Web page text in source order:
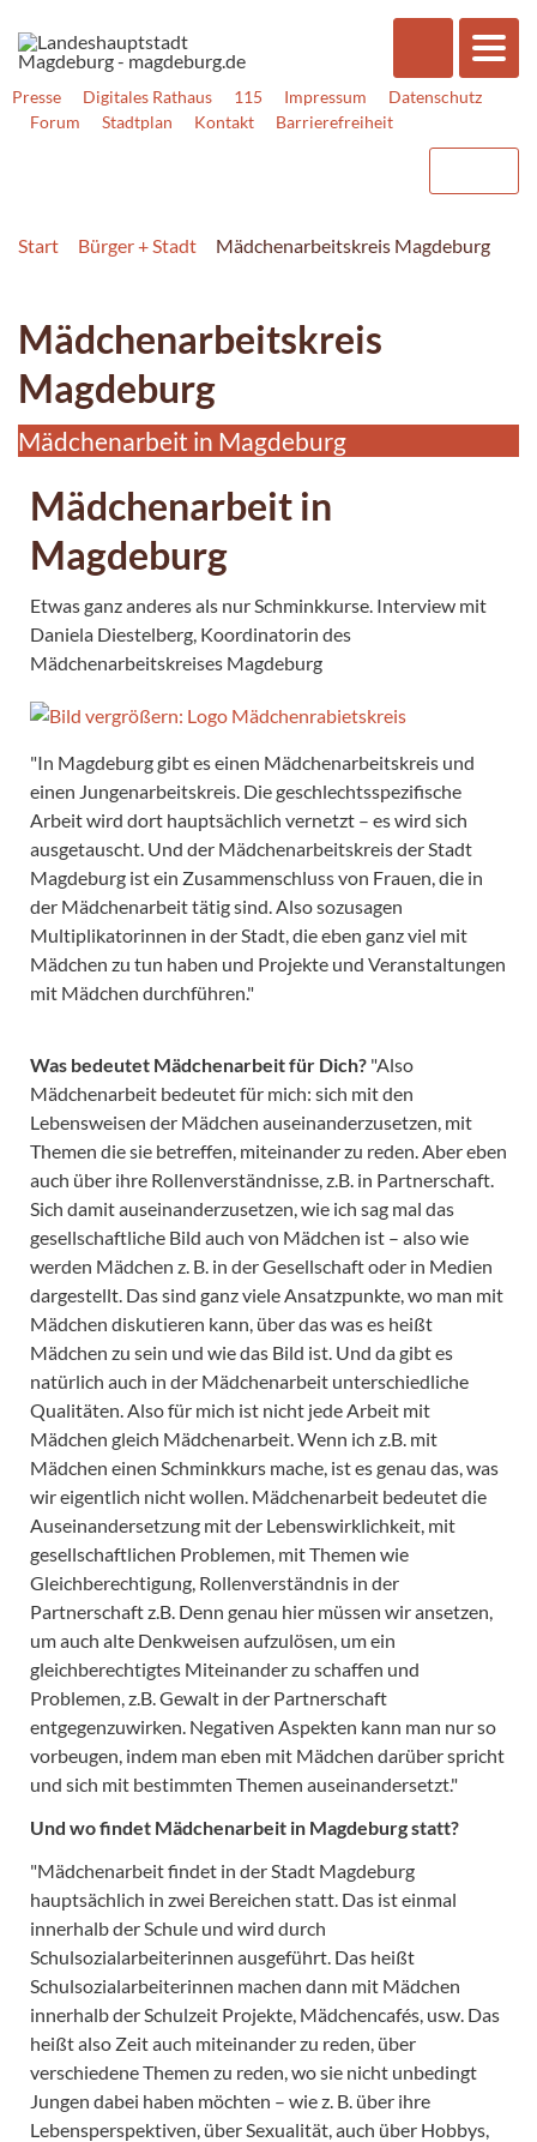
Presse Digitales Rathaus 115 Impressum
Datenschutz
Forum
Stadtplan Kontakt Barrierefreiheit
Start Bürger + Stadt Mädchenarbeitskreis Magdeburg
Mädchenarbeitskreis
Magdeburg
Mädchenarbeit in Magdeburg
Mädchenarbeit in
Magdeburg
Etwas ganz anderes als nur Schminkkurse. Interview mit
Daniela Diestelberg, Koordinatorin des
Mädchenarbeitskreises Magdeburg
"In Magdeburg gibt es einen Mädchenarbeitskreis und
einen Jungenarbeitskreis. Die geschlechtsspezifische
Arbeit wird dort hauptsächlich vernetzt – es wird sich
ausgetauscht. Und der Mädchenarbeitskreis der Stadt
Magdeburg ist ein Zusammenschluss von Frauen, die in
der Mädchenarbeit tätig sind. Also sozusagen
Multiplikatorinnen in der Stadt, die eben ganz viel mit
Mädchen zu tun haben und Projekte und Veranstaltungen
mit Mädchen durchführen."
Was bedeutet Mädchenarbeit für Dich? "Also
Mädchenarbeit bedeutet für mich: sich mit den
Lebensweisen der Mädchen auseinanderzusetzen, mit
Themen die sie betreffen, miteinander zu reden. Aber eben
auch über ihre Rollenverständnisse, z.B. in Partnerschaft.
Sich damit auseinanderzusetzen, wie ich sag mal das
gesellschaftliche Bild auch von Mädchen ist – also wie
werden Mädchen z. B. in der Gesellschaft oder in Medien
dargestellt. Das sind ganz viele Ansatzpunkte, wo man mit
Mädchen diskutieren kann, über das was es heißt
Mädchen zu sein und wie das Bild ist. Und da gibt es
natürlich auch in der Mädchenarbeit unterschiedliche
Qualitäten. Also für mich ist nicht jede Arbeit mit
Mädchen gleich Mädchenarbeit. Wenn ich z.B. mit
Mädchen einen Schminkkurs mache, ist es genau das, was
wir eigentlich nicht wollen. Mädchenarbeit bedeutet die
Auseinandersetzung mit der Lebenswirklichkeit, mit
gesellschaftlichen Problemen, mit Themen wie
Gleichberechtigung, Rollenverständnis in der
Partnerschaft z.B. Denn genau hier müssen wir ansetzen,
um auch alte Denkweisen aufzulösen, um ein
gleichberechtigtes Miteinander zu schaffen und
Problemen, z.B. Gewalt in der Partnerschaft
entgegenzuwirken. Negativen Aspekten kann man nur so
vorbeugen, indem man eben mit Mädchen darüber spricht
und sich mit bestimmten Themen auseinandersetzt."
Und wo findet Mädchenarbeit in Magdeburg statt?
"Mädchenarbeit findet in der Stadt Magdeburg
hauptsächlich in zwei Bereichen statt. Das ist einmal
innerhalb der Schule und wird durch
Schulsozialarbeiterinnen ausgeführt. Das heißt
Schulsozialarbeiterinnen machen dann mit Mädchen
innerhalb der Schulzeit Projekte, Mädchencafés, usw. Das
heißt also Zeit auch miteinander zu reden, über
verschiedene Themen zu reden, wo sie nicht unbedingt
Jungen dabei haben möchten – wie z. B. über ihre
Lebensperspektiven, über Sexualität, auch über Hobbys,